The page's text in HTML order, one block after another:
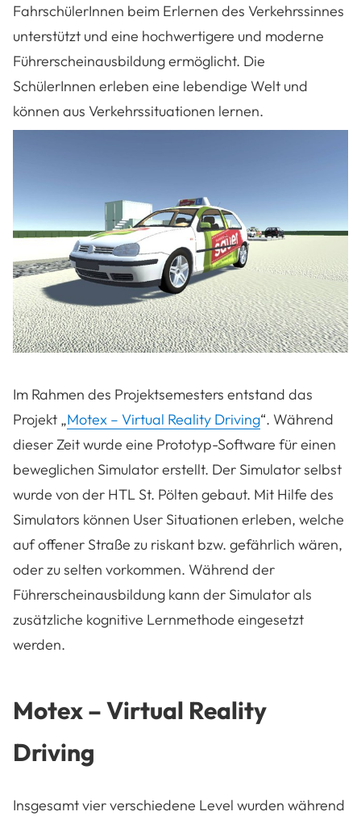
FahrschülerInnen beim Erlernen des Verkehrssinnes
unterstützt und eine hochwertigere und moderne
Führerscheinausbildung ermöglicht. Die
SchülerInnen erleben eine lebendige Welt und
können aus Verkehrssituationen lernen.
Im Rahmen des Projektsemesters entstand das
Projekt „Motex – Virtual Reality Driving“. Während
dieser Zeit wurde eine Prototyp-Software für einen
beweglichen Simulator erstellt. Der Simulator selbst
wurde von der HTL St. Pölten gebaut. Mit Hilfe des
Simulators können User Situationen erleben, welche
auf offener Straße zu riskant bzw. gefährlich wären,
oder zu selten vorkommen. Während der
Führerscheinausbildung kann der Simulator als
zusätzliche kognitive Lernmethode eingesetzt
werden.
Motex – Virtual Reality
Driving
Insgesamt vier verschiedene Level wurden während